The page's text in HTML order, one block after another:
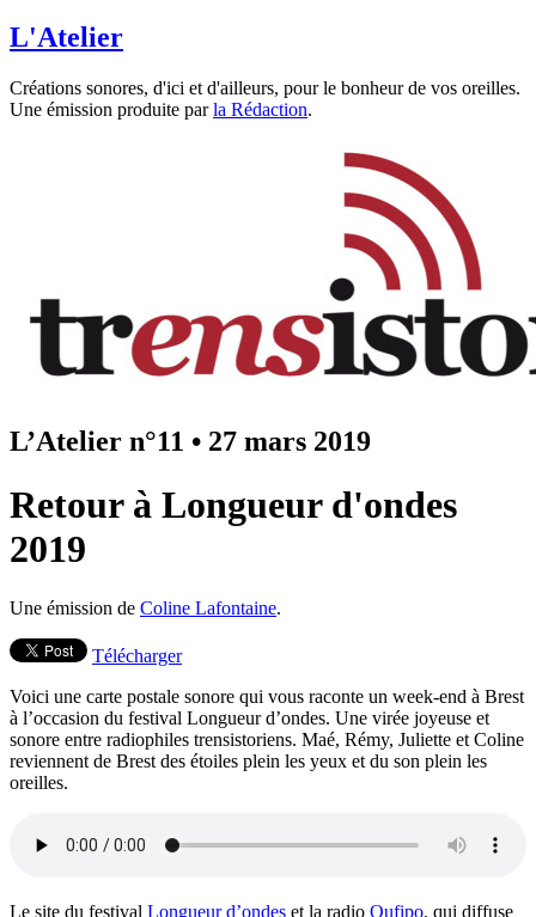
L'Atelier
Créations sonores, d'ici et d'ailleurs, pour le bonheur de vos oreilles.
Une émission produite parla Rédaction.
L’Atelier n°11 • 27 mars 2019
Retour à Longueur d'ondes
2019
Une émission de Coline Lafontaine.
Télécharger
Voici une carte postale sonore qui vous raconte un week-end à Brest
à l’occasion du festival Longueur d’ondes. Une virée joyeuse et
sonore entre radiophiles trensistoriens. Maé, Rémy, Juliette et Coline
reviennent de Brest des étoiles plein les yeux et du son plein les
oreilles.
Le site du festival Longueur d’ondes et la radio Oufipo, qui diffuse